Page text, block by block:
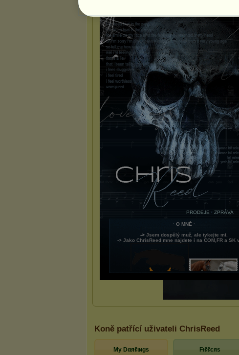
Koně patřící uživateli ChrisReed
Mу Dαяℓιиgѕ Fιℓℓєяѕ